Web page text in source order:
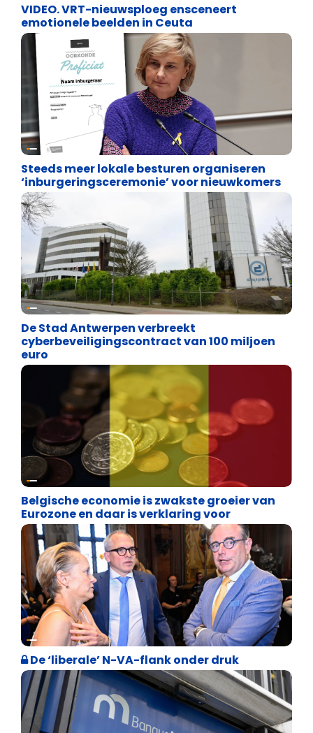
VIDEO. VRT-nieuwsploeg ensceneert
emotionele beelden in Ceuta
Binnenland politiek
Steeds meer lokale besturen organiseren
‘inburgeringsceremonie’ voor nieuwkomers
Binnenland politiek
De Stad Antwerpen verbreekt
cyberbeveiligingscontract van 100 miljoen
euro
Binnenland politiek
Belgische economie is zwakste groeier van
Eurozone en daar is verklaring voor
Binnenland politiek
De ‘liberale’ N-VA-flank onder druk